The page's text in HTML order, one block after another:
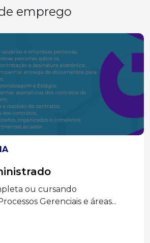
emprego
ou cursando
Gerenciais e áreas...